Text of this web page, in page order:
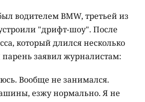
водителем BMW, третьей из
"дрифт-шоу". После
который длился несколько
заявил журналистам:
Вообще не занимался.
езжу нормально. Я не